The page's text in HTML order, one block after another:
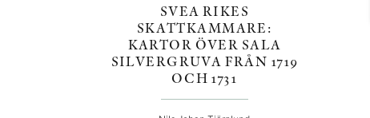
SVEA RIKES
SKATTKAMMARE:
KARTOR ÖVER SALA
SILVERGRUVA FRÅN 1719
OCH 1731